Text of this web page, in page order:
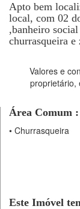
Apto bem
local, com 02
,banheiro
churrasqueira e
Valores e
proprietário,
Área Comum :
• Churrasqueira
Este Imóvel